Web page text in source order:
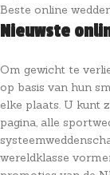
Beste online
Nieuwste
Om gewicht te
op basis van hun
elke plaats. U kunt
pagina, alle
wereldklasse